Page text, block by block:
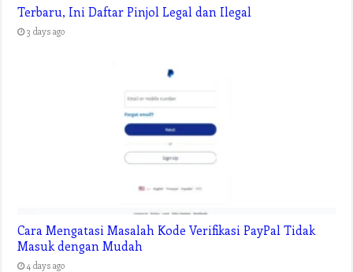
Terbaru, Ini Daftar Pinjol Legal dan Ilegal
3 days ago
Cara Mengatasi Masalah Kode Verifikasi PayPal Tidak
Masuk dengan Mudah
4 days ago